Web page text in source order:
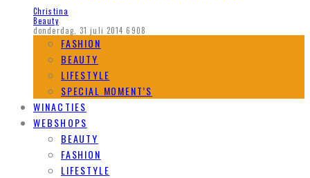
Christina
Beauty
donderdag, 31 juli 2014 6908
FASHION
BEAUTY
LIFESTYLE
SPECIAL MOMENT’S
WINACTIES
WEBSHOPS
BEAUTY
FASHION
LIFESTYLE